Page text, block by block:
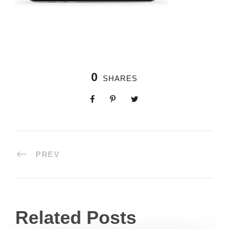
0 SHARES
PREV
Related Posts